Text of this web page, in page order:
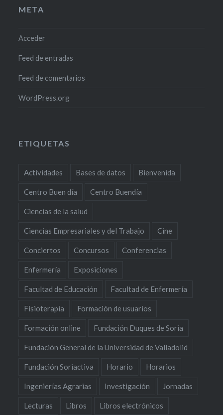
META
Acceder
Feed de entradas
Feed de comentarios
WordPress.org
ETIQUETAS
Actividades Bases de datos Bienvenida
Centro Buen día Centro Buendía
Ciencias de la salud
Ciencias Empresariales y del Trabajo Cine
Conciertos Concursos Conferencias
Enfermería Exposiciones
Facultad de Educación Facultad de Enfermería
Fisioterapia Formación de usuarios
Formación online Fundación Duques de Soria
Fundación General de la Universidad de Valladolid
Fundación Soriactiva Horario Horarios
Ingenierías Agrarias Investigación Jornadas
Lecturas Libros Libros electrónicos